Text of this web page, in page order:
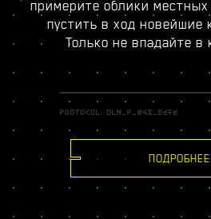
примерите облики
пустить в ход новейшие
Только не впадайте в
ПОДРОБНЕЕ